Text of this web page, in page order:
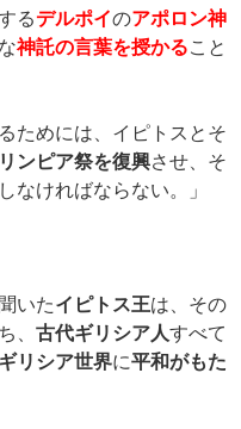
るデルポイのアポロン神
神託の言葉を授かること
ためには、イピトスとそ
ンピア祭を復興させ、そ
なければならない。」
いたイピトス王は、その
、古代ギリシア人すべて
ギリシア世界に平和がもた